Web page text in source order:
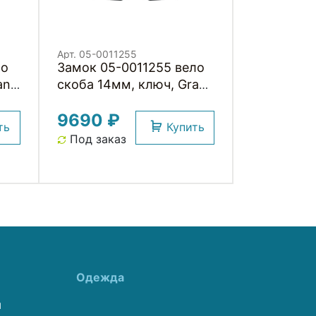
Арт. 05-0011255
Замок 05-0011255 вело
скоба 14мм, ключ, Granit
300х109мм+US с
кроншт, класс защиты
9690 ₽
Под заказ
Купить
Одежда